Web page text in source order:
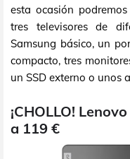
esta ocasión
tres televisores de
Samsung básico, un
compacto, tres
un SSD externo o unos
¡CHOLLO!
a 119 €